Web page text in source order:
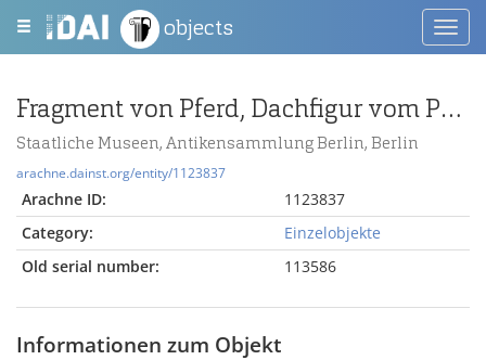
objects
Fragment von Pferd, Dachfigur vom Pergamonaltar
Staatliche Museen, Antikensammlung Berlin, Berlin
arachne.dainst.org/entity/1123837
Arachne ID:
1123837
Category:
Einzelobjekte
Old serial number:
113586
Informationen zum Objekt